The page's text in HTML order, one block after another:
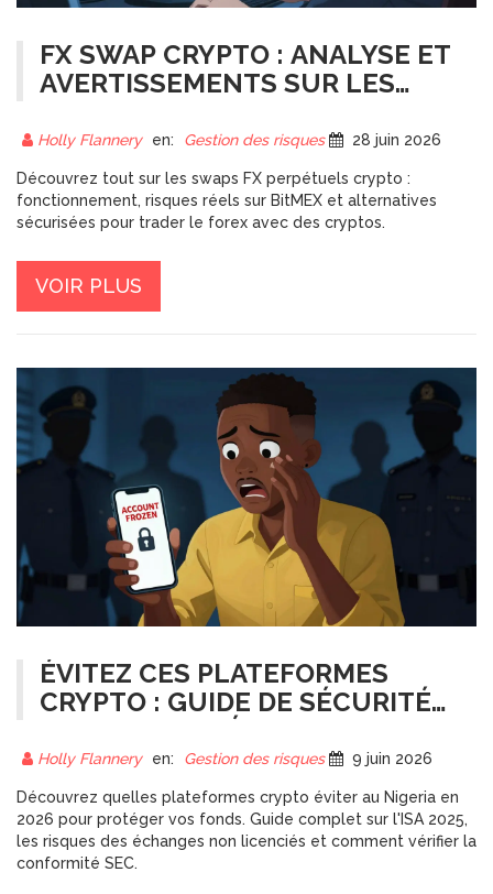
FX SWAP CRYPTO : ANALYSE ET
AVERTISSEMENTS SUR LES
Holly Flannery en: Gestion des risques 28 juin 2026
Découvrez tout sur les swaps FX perpétuels crypto :
fonctionnement, risques réels sur BitMEX et alternatives
sécurisées pour trader le forex avec des cryptos.
VOIR PLUS
ÉVITEZ CES PLATEFORMES
CRYPTO : GUIDE DE SÉCURITÉ
POUR LES NIGÉRIANS EN 2026
Holly Flannery en: Gestion des risques 9 juin 2026
Découvrez quelles plateformes crypto éviter au Nigeria en
2026 pour protéger vos fonds. Guide complet sur l'ISA 2025,
les risques des échanges non licenciés et comment vérifier la
conformité SEC.